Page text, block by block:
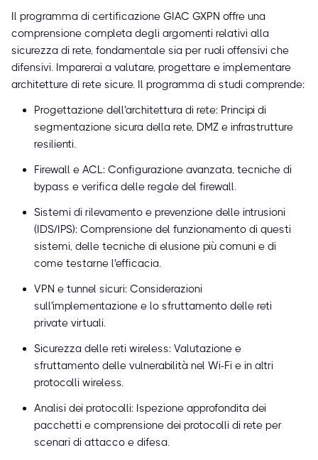
Il programma di certificazione GIAC GXPN offre una
comprensione completa degli argomenti relativi alla
sicurezza di rete, fondamentale sia per ruoli offensivi che
difensivi. Imparerai a valutare, progettare e implementare
architetture di rete sicure. Il programma di studi comprende:
Progettazione dell'architettura di rete: Principi di
segmentazione sicura della rete, DMZ e infrastrutture
resilienti.
Firewall e ACL: Configurazione avanzata, tecniche di
bypass e verifica delle regole del firewall.
Sistemi di rilevamento e prevenzione delle intrusioni
(IDS/IPS): Comprensione del funzionamento di questi
sistemi, delle tecniche di elusione più comuni e di
come testarne l'efficacia.
VPN e tunnel sicuri: Considerazioni
sull'implementazione e lo sfruttamento delle reti
private virtuali.
Sicurezza delle reti wireless: Valutazione e
sfruttamento delle vulnerabilità nel Wi-Fi e in altri
protocolli wireless.
Analisi dei protocolli: Ispezione approfondita dei
pacchetti e comprensione dei protocolli di rete per
scenari di attacco e difesa.